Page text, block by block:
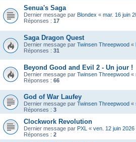
Senua's Saga
Dernier message par Blondex « mar. 16 juin
Réponses : 17
Saga Dragon Quest
Dernier message par Twinsen Threepwood «
Réponses : 31
Beyond Good and Evil 2 - Un jour !
Dernier message par Twinsen Threepwood «
Réponses : 66
God of War Laufey
Dernier message par Twinsen Threepwood «
Réponses : 3
Clockwork Revolution
Dernier message par PXL « ven. 12 juin 2026
Réponses : 2